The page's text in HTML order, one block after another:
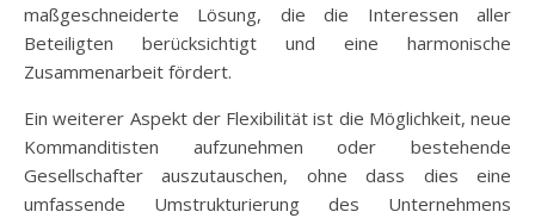
maßgeschneiderte Lösung, die die Interessen aller
Beteiligten berücksichtigt und eine harmonische
Zusammenarbeit fördert.
Ein weiterer Aspekt der Flexibilität ist die Möglichkeit, neue
Kommanditisten aufzunehmen oder bestehende
Gesellschafter auszutauschen, ohne dass dies eine
umfassende Umstrukturierung des Unternehmens